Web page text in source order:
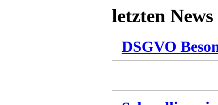
letzten News
DSGVO